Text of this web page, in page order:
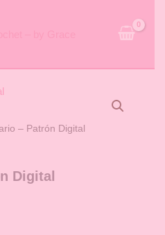
– Patrón Digital
Digital